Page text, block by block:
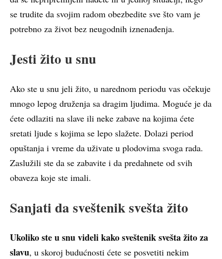
se trudite da svojim radom obezbedite sve što vam je
potrebno za život bez neugodnih iznenađenja.
Jesti žito u snu
Ako ste u snu jeli žito, u narednom periodu vas očekuje
mnogo lepog druženja sa dragim ljudima. Moguće je da
ćete odlaziti na slave ili neke zabave na kojima ćete
sretati ljude s kojima se lepo slažete. Dolazi period
opuštanja i vreme da uživate u plodovima svoga rada.
Zaslužili ste da se zabavite i da predahnete od svih
obaveza koje ste imali.
Sanjati da sveštenik svešta žito
Ukoliko ste u snu videli kako sveštenik svešta žito za
slavu, u skoroj budućnosti ćete se posvetiti nekim